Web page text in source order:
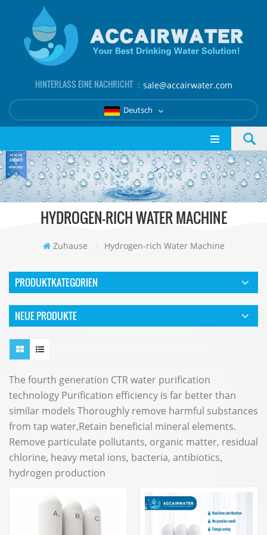
HINTERLASS EINE NACHRICHT ： sale@accairwater.com
Deutsch
HYDROGEN-RICH WATER MACHINE
Zuhause / Hydrogen-rich Water Machine
PRODUKTKATEGORIEN
NEUE PRODUKTE
The fourth generation CTR water purification
technology Purification efficiency is far better than
similar models Thoroughly remove harmful substances
from tap water,Retain beneficial mineral elements.
Remove particulate pollutants, organic matter, residual
chlorine, heavy metal ions, bacteria, antibiotics,
hydrogen production